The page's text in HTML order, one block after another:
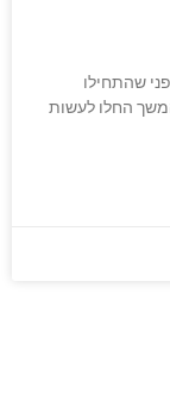
שהתחילו
החלו לעשות